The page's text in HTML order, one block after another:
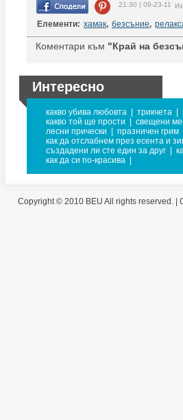
21:30 | 09-23-11
Елементи: хамак, безсъние,
Коментари към "Край на
Интересно
какво убива любовта трикчета
какво той ще прости
свещени
лесни прически
празничен грим
как да отслабнем през есента и
създадени ли сте един за друг
как да си по-красива
Copyright © 2010 BEU All rights reserved. |